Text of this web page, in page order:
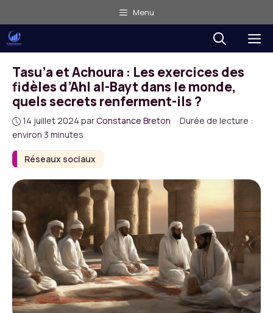
au
contenu
Menu
Réseaux sociaux
Tasu’a et Achoura : Les exercices des
fidèles d’Ahl al-Bayt dans le monde,
quels secrets renferment-ils ?
14 juillet 2024 parConstance Breton · Durée de lecture :
environ 3 minutes